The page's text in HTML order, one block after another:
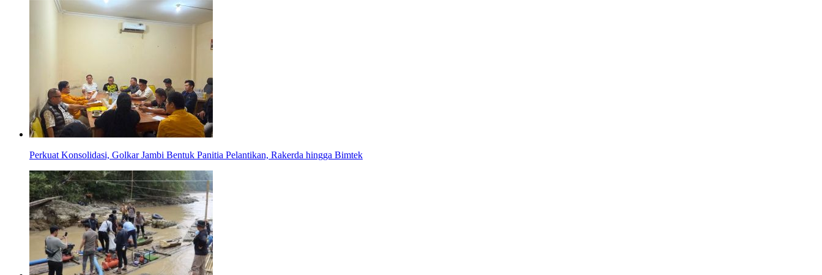
Perkuat Konsolidasi, Golkar Jambi Bentuk Panitia Pelantikan, Rakerda hingga Bimtek